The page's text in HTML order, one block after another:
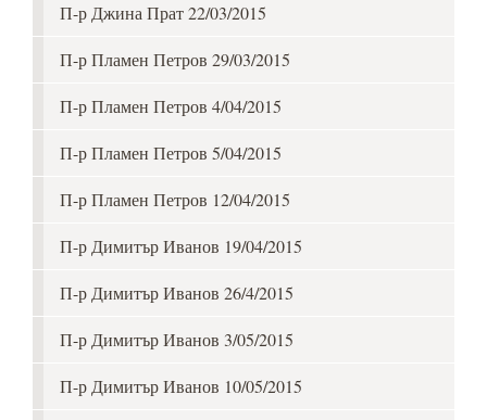
П-р Джина Прат 22/03/2015
П-р Пламен Петров 29/03/2015
П-р Пламен Петров 4/04/2015
П-р Пламен Петров 5/04/2015
П-р Пламен Петров 12/04/2015
П-р Димитър Иванов 19/04/2015
П-р Димитър Иванов 26/4/2015
П-р Димитър Иванов 3/05/2015
П-р Димитър Иванов 10/05/2015